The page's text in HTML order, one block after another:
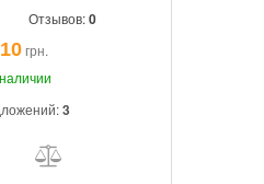
165 мм Вес 0,12 кг.
Отзывов:0
грн.
3